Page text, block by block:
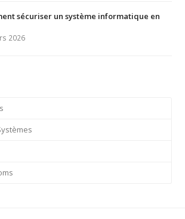
sécuriser un système informatique en
2026